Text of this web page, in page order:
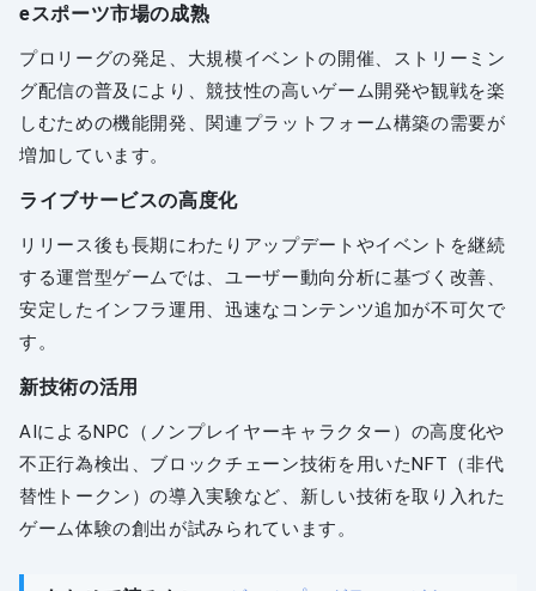
eスポーツ市場の成熟
プロリーグの発足、大規模イベントの開催、ストリーミン
グ配信の普及により、競技性の高いゲーム開発や観戦を楽
しむための機能開発、関連プラットフォーム構築の需要が
増加しています。
ライブサービスの高度化
リリース後も長期にわたりアップデートやイベントを継続
する運営型ゲームでは、ユーザー動向分析に基づく改善、
安定したインフラ運用、迅速なコンテンツ追加が不可欠で
す。
新技術の活用
AIによるNPC（ノンプレイヤーキャラクター）の高度化や
不正行為検出、ブロックチェーン技術を用いたNFT（非代
替性トークン）の導入実験など、新しい技術を取り入れた
ゲーム体験の創出が試みられています。